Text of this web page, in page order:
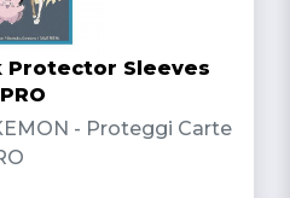
Protector Sleeves
- Proteggi Carte